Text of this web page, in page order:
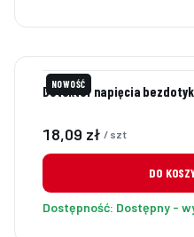
NOWOŚĆ
Detektor napięcia
Cena
18,09 zł / szt
DO
Dostępność: Dostępny -